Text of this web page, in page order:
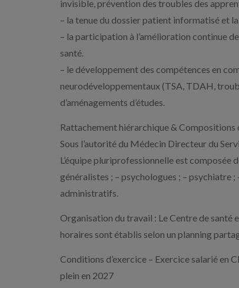
invisible, prévention des troubles des
– la tenue du dossier patient informatisé et
– la participation à l’amélioration continue
santé.
– le développement des compétences en
neurodéveloppementaux (TSA, TDAH,
d’aménagements d’études.
Rattachement hiérarchique & Compositions
Sous l’autorité du Médecin Directeur du
L’équipe pluriprofessionnelle est composée
généralistes ; – psychologues ; – psychiatre
administratifs.
Organisation du travail : Le Centre de santé
horaires sont établis selon un planning
Conditions d’exercice – Exercice salarié en
plein en 2027